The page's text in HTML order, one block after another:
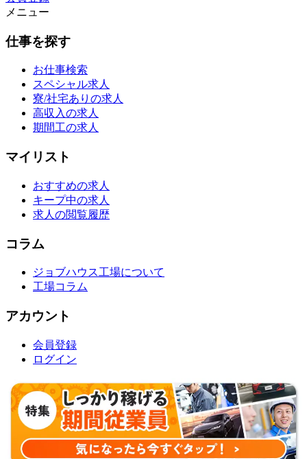
メニュー
仕事を探す
お仕事検索
スペシャル求人
寮/社宅ありの求人
高収入の求人
期間工の求人
マイリスト
おすすめの求人
キープ中の求人
求人の閲覧履歴
コラム
ジョブハウス工場について
工場コラム
アカウント
会員登録
ログイン